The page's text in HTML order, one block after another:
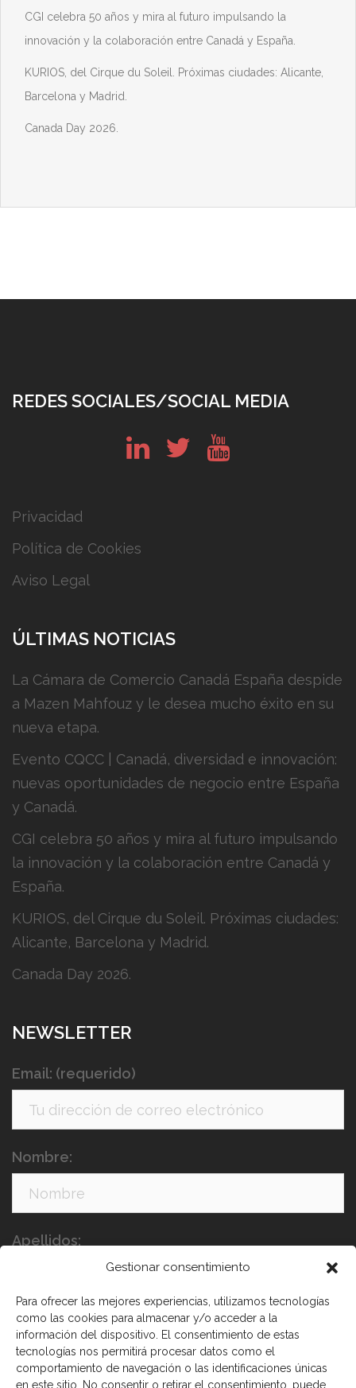
Gestionar consentimiento
Para ofrecer las mejores experiencias, utilizamos tecnologías
como las cookies para almacenar y/o acceder a la
información del dispositivo. El consentimiento de estas
tecnologías nos permitirá procesar datos como el
comportamiento de navegación o las identificaciones únicas
en este sitio. No consentir o retirar el consentimiento, puede
CGI celebra 50 años y mira al futuro impulsando la
innovación y la colaboración entre Canadá y España.
KURIOS, del Cirque du Soleil. Próximas ciudades: Alicante,
Barcelona y Madrid.
Canada Day 2026.
REDES SOCIALES/SOCIAL MEDIA
Privacidad
Política de Cookies
Aviso Legal
ÚLTIMAS NOTICIAS
La Cámara de Comercio Canadá España despide
a Mazen Mahfouz y le desea mucho éxito en su
nueva etapa.
Evento CQCC | Canadá, diversidad e innovación:
nuevas oportunidades de negocio entre España
y Canadá.
CGI celebra 50 años y mira al futuro impulsando
la innovación y la colaboración entre Canadá y
España.
KURIOS, del Cirque du Soleil. Próximas ciudades:
Alicante, Barcelona y Madrid.
Canada Day 2026.
NEWSLETTER
Email: (requerido)
Nombre:
Apellidos: